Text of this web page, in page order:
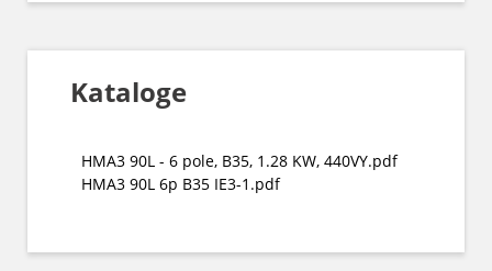
Kataloge
HMA3 90L - 6 pole, B35, 1.28 KW, 440VY.pdf
HMA3 90L 6p B35 IE3-1.pdf